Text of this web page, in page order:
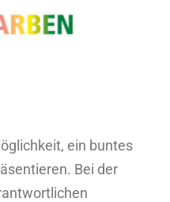
ein buntes
Bei der